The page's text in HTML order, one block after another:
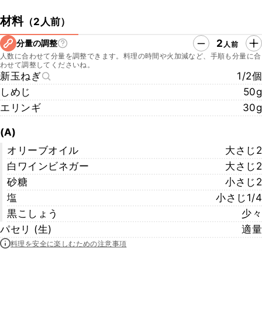
材料（2人前）
分量の調整 2 人前
人数に合わせて分量を調整できます。料理の時間や火加減など、手順も分量に合
わせて調整してくださいね。
新玉ねぎ
1/2個
しめじ
50g
エリンギ
30g
(A)
オリーブオイル
大さじ2
白ワインビネガー
大さじ2
砂糖
小さじ2
塩
小さじ1/4
黒こしょう
少々
パセリ (生)
適量
料理を安全に楽しむための注意事項